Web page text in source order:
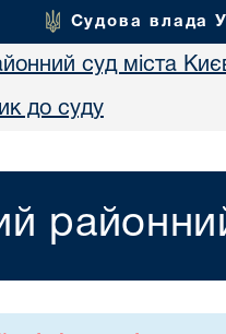
Судова влада
суд міста
до суду